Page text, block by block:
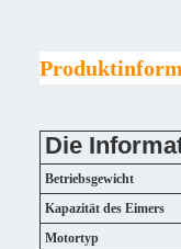
Die
Betriebsgewicht
Kapazität des Eimers
Motortyp